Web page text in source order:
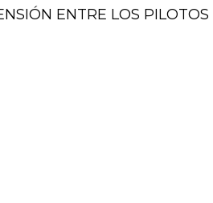
ENTRE LOS PILOTOS